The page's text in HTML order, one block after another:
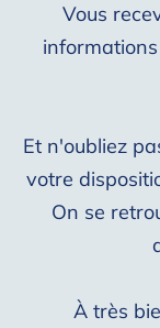
Vous
Et n'oubliez
votre
On se
À très